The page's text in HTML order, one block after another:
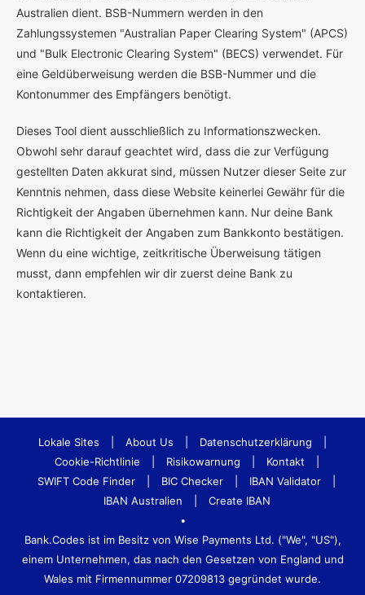
Australien dient. BSB-Nummern werden in den
Zahlungssystemen "Australian Paper Clearing System" (APCS)
und "Bulk Electronic Clearing System" (BECS) verwendet. Für
eine Geldüberweisung werden die BSB-Nummer und die
Kontonummer des Empfängers benötigt.
Dieses Tool dient ausschließlich zu Informationszwecken.
Obwohl sehr darauf geachtet wird, dass die zur Verfügung
gestellten Daten akkurat sind, müssen Nutzer dieser Seite zur
Kenntnis nehmen, dass diese Website keinerlei Gewähr für die
Richtigkeit der Angaben übernehmen kann. Nur deine Bank
kann die Richtigkeit der Angaben zum Bankkonto bestätigen.
Wenn du eine wichtige, zeitkritische Überweisung tätigen
musst, dann empfehlen wir dir zuerst deine Bank zu
kontaktieren.
Lokale Sites About Us Datenschutzerklärung
Cookie-Richtlinie
Risikowarnung Kontakt
SWIFT Code Finder
BIC Checker IBAN Validator
IBAN Australien
Create IBAN
•
Bank.Codes ist im Besitz von Wise Payments Ltd. ("We", "US"),
einem Unternehmen, das nach den Gesetzen von England und
Wales mit Firmennummer 07209813 gegründet wurde.